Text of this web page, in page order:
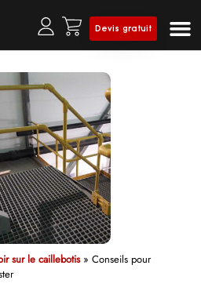
Devis gratuit
sur le caillebotis»Conseils pour